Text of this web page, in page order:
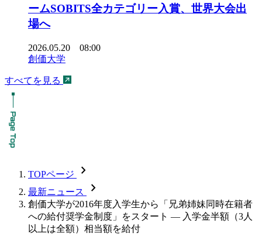
ームSOBITS全カテゴリー入賞、世界大会出
場へ
2026.05.20 08:00
創価大学
すべてを見る
TOPページ chevron_forward
最新ニュース chevron_forward
創価大学が2016年度入学生から「兄弟姉妹同時在籍者
への給付奨学金制度」をスタート — 入学金半額（3人
以上は全額）相当額を給付